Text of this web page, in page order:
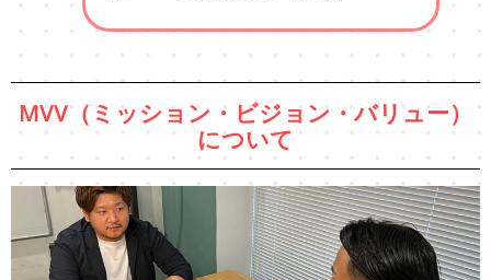
MVV（ミッション・ビジョン・バリュー）
について